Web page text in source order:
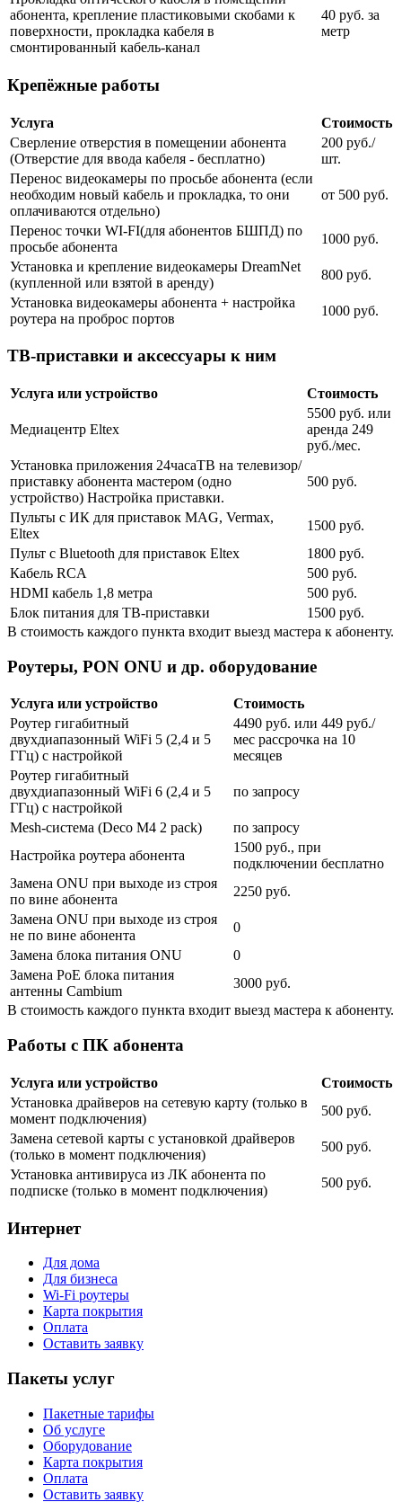
абонента, крепление пластиковыми скобами к
поверхности, прокладка кабеля в
смонтированный кабель-канал
40 руб. за
метр
Крепёжные работы
Услуга
Стоимость
Сверление отверстия в помещении абонента
(Отверстие для ввода кабеля - бесплатно)
200 руб./
шт.
Перенос видеокамеры по просьбе абонента (если
необходим новый кабель и прокладка, то они
оплачиваются отдельно)
от 500 руб.
Перенос точки WI-FI(для абонентов БШПД) по
просьбе абонента
1000 руб.
Установка и крепление видеокамеры DreamNet
(купленной или взятой в аренду)
800 руб.
Установка видеокамеры абонента + настройка
роутера на проброс портов
1000 руб.
ТВ-приставки и аксессуары к ним
Услуга или устройство Стоимость
Медиацентр Eltex
5500 руб. или
аренда 249
руб./мес.
Установка приложения 24часаТВ на телевизор/
приставку абонента мастером (одно
устройство) Настройка приставки.
500 руб.
Пульты с ИК для приставок MAG, Vermax,
Eltex
1500 руб.
Пульт с Bluetooth для приставок Eltex
1800 руб.
Кабель RCA
500 руб.
HDMI кабель 1,8 метра
500 руб.
Блок питания для ТВ-приставки
1500 руб.
В стоимость каждого пункта входит выезд мастера к абоненту.
Роутеры, PON ONU и др. оборудование
Услуга или устройство
Стоимость
Роутер гигабитный
двухдиапазонный WiFi 5 (2,4 и 5
ГГц) с настройкой
4490 руб. или 449 руб./
мес рассрочка на 10
месяцев
Роутер гигабитный
двухдиапазонный WiFi 6 (2,4 и 5
ГГц) с настройкой
по запросу
Mesh-система (Deco M4 2 pack)
по запросу
Настройка роутера абонента
1500 руб., при
подключении бесплатно
Замена ONU при выходе из строя
по вине абонента
2250 руб.
Замена ONU при выходе из строя
не по вине абонента
0
Замена блока питания ONU
0
Замена PoE блока питания
антенны Cambium
3000 руб.
В стоимость каждого пункта входит выезд мастера к абоненту.
Работы с ПК абонента
Услуга или устройство
Стоимость
Установка драйверов на сетевую карту (только в
момент подключения)
500 руб.
Замена сетевой карты с установкой драйверов
(только в момент подключения)
500 руб.
Установка антивируса из ЛК абонента по
подписке (только в момент подключения)
500 руб.
Интернет
Для дома
Для бизнеса
Wi-Fi роутеры
Карта покрытия
Оплата
Оставить заявку
Пакеты услуг
Пакетные тарифы
Об услуге
Оборудование
Карта покрытия
Оплата
Оставить заявку